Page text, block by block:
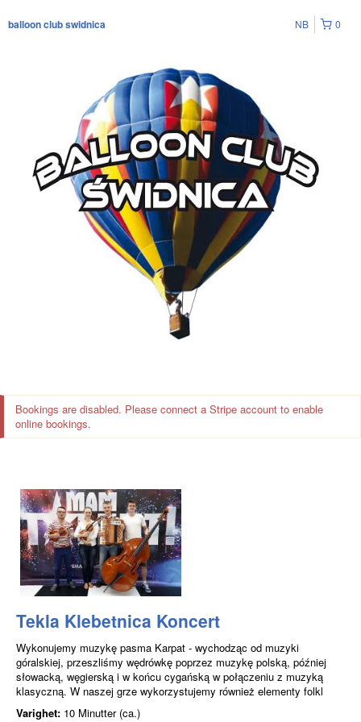
balloon club swidnica 0
NB
Bookings are disabled. Please connect a Stripe account to enable
online bookings.
Tekla Klebetnica Koncert
Wykonujemy muzykę pasma Karpat - wychodząc od muzyki
góralskiej, przeszliśmy wędrówkę poprzez muzykę polską, później
słowacką, węgierską i w końcu cygańską w połączeniu z muzyką
klasyczną. W naszej grze wykorzystujemy również elementy folkl
Varighet: 10 Minutter (ca.)